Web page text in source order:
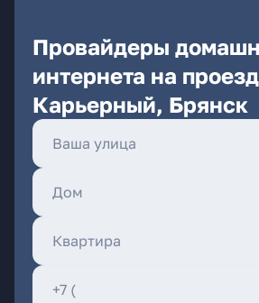
Провайдеры
интернета на
Карьерный, Брянск